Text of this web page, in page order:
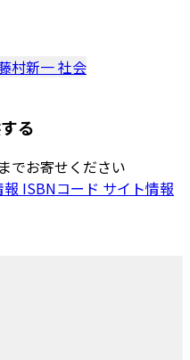
村新一社会
る
でお寄せください
報 ISBNコード サイト情報